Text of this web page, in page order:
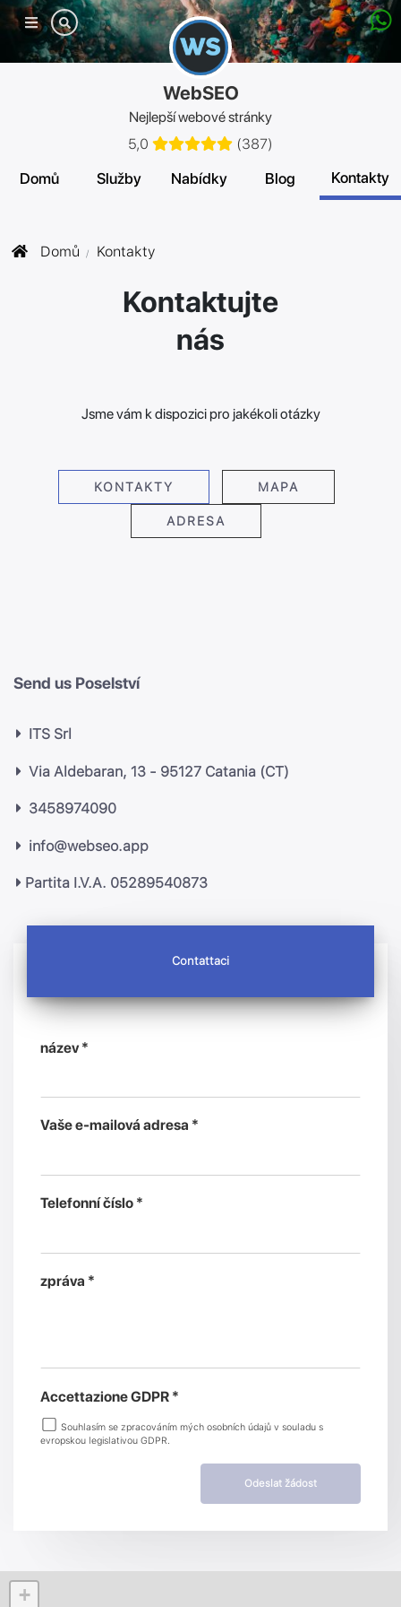
Mobilní
menu
WebSEO
Nejlepší webové stránky
5,0
(387)
Domů Služby Nabídky Blog Kontakty
Domů Kontakty
Kontaktujte
nás
Jsme vám k dispozici pro jakékoli otázky
KONTAKTY MAPA
ADRESA
Send us Poselství
ITS Srl
Via Aldebaran, 13 - 95127 Catania (CT)
3458974090
info@webseo.app
Partita I.V.A. 05289540873
Contattaci
název *
Vaše e-mailová adresa *
Telefonní číslo *
zpráva *
Accettazione GDPR *
Souhlasím se zpracováním mých osobních údajů v souladu s
evropskou legislativou GDPR.
Odeslat žádost
+